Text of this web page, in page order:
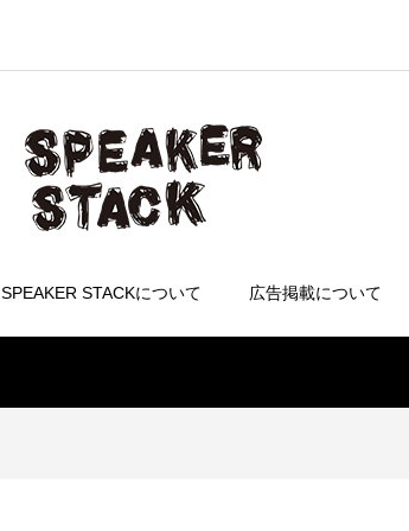
SPEAKER STACKについて 広告掲載について